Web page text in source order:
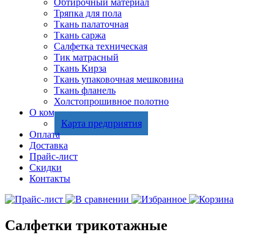
Обтирочный материал
Тряпка для пола
Ткань палаточная
Ткань саржа
Салфетка техническая
Тик матрасный
Ткань Кирза
Ткань упаковочная мешковина
Ткань фланель
Холстопрошивное полотно
О компании
Карта предприятия
Оплата
Доставка
Прайс-лист
Скидки
Контакты
Салфетки трикотажные